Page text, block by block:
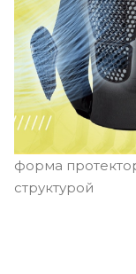
форма
структурой